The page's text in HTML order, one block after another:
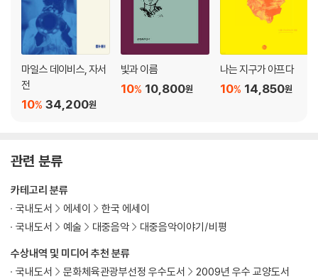
컵라면 2 - 컵라면은 드릴이다
편의점 닷 월드
폭주족의 허기
컵라면 3 - 컵라면과 땡땡이
신용카드
편의점의 효리
당신/달콤함의 이름
마일스 데이비스, 자서
전
34,200원
10%
빛과 이름
10,800원
10%
나는 지구가 아프다
14,850원
10%
관련 분류
수상내역 및 미디어 추천 분류
국내도서
문화체육관광부선정 우수도서 2009년 우수 교양도서
카테고리 분류
국내도서
에세이
한국 에세이
국내도서
예술 대중음악 대중음악이야기/비평